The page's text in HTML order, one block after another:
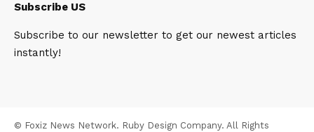
Subscribe US
Subscribe to our newsletter to get our newest articles
instantly!
© Foxiz News Network. Ruby Design Company. All Rights